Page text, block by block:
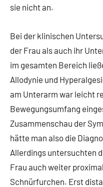
sie nicht an.
Bei der klinischen
der Frau als auch ihr
im gesamten Bereich
Allodynie und
am Unterarm war leicht
Bewegungsumfang
Zusammenschau der
hätte man also die
Allerdings untersuchten
Frau auch weiter
Schnürfurchen. Erst